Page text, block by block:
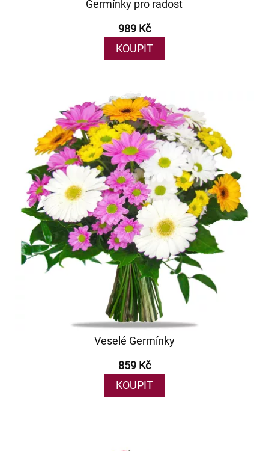
Germínky pro radost
989 Kč
KOUPIT
Veselé Germínky
859 Kč
KOUPIT